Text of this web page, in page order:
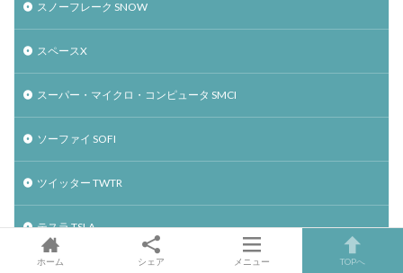
スノーフレーク SNOW
スペースX
スーパー・マイクロ・コンピュータ SMCI
ソーファイ SOFI
ツイッター TWTR
テスラ TSLA
ホーム シェア メニュー TOPへ